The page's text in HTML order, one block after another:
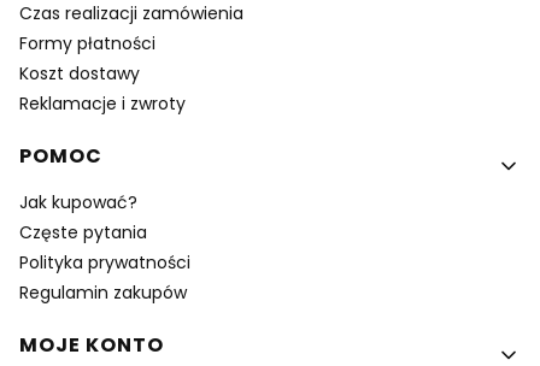
Czas realizacji zamówienia
Formy płatności
Koszt dostawy
Reklamacje i zwroty
POMOC
Jak kupować?
Częste pytania
Polityka prywatności
Regulamin zakupów
MOJE KONTO